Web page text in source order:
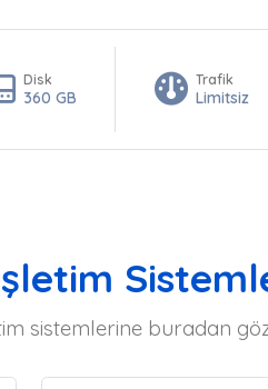
Disk
360 GB
Trafik
Limitsiz
sistemlerine buradan